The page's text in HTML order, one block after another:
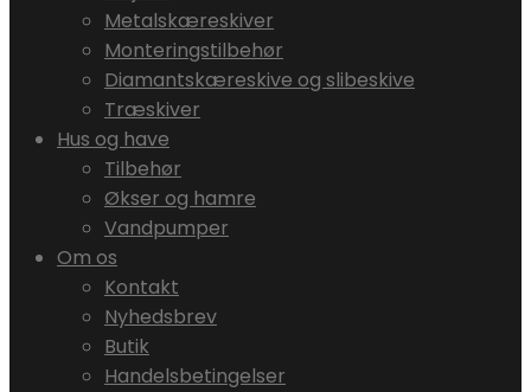
Metalskæreskiver
Monteringstilbehør
Diamantskæreskive og slibeskive
Træskiver
Hus og have
Tilbehør
Økser og hamre
Vandpumper
Om os
Kontakt
Nyhedsbrev
Butik
Handelsbetingelser